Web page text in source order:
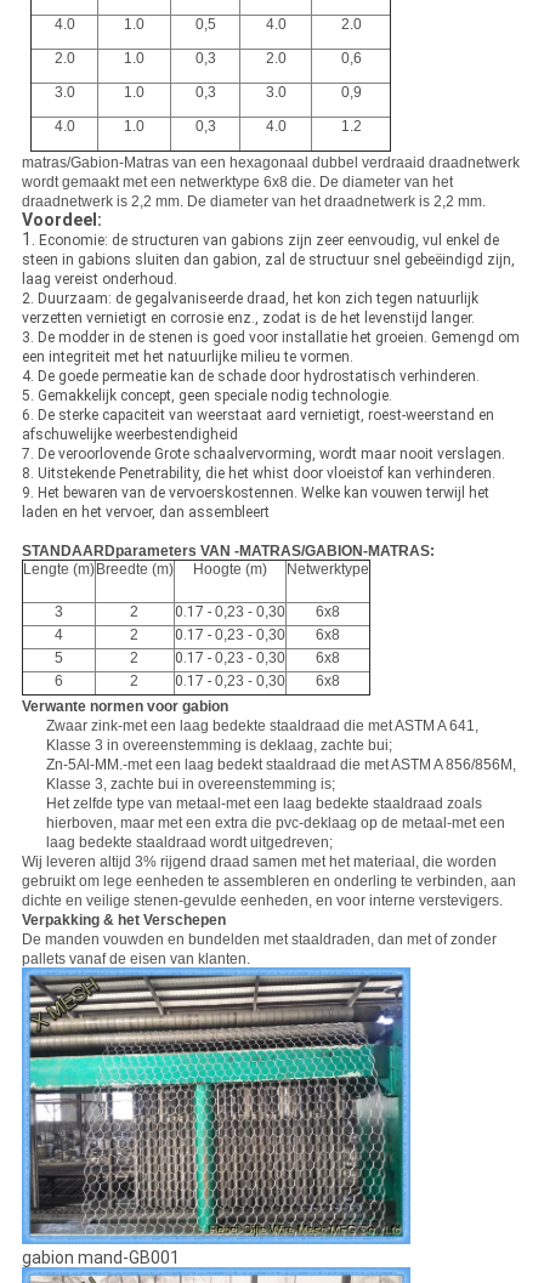
4.0
1.0 0,5 4.0
2.0
2.0
1.0 0,3 2.0
0,6
3.0
1.0 0,3 3.0
0,9
4.0
1.0 0,3 4.0 1.2
matras/Gabion-Matras van een hexagonaal dubbel verdraaid draadnetwerk
wordt gemaakt met een netwerktype 6x8 die. De diameter van het
draadnetwerk is 2,2 mm. De diameter van het draadnetwerk is 2,2 mm.
Voordeel:
1.
Economie: de structuren van gabions zijn zeer eenvoudig, vul enkel de
steen in gabions sluiten dan gabion, zal de structuur snel gebeëindigd zijn,
laag vereist onderhoud.
2. Duurzaam: de gegalvaniseerde draad, het kon zich tegen natuurlijk
verzetten vernietigt en corrosie enz., zodat is de het levenstijd langer.
3. De modder in de stenen is goed voor installatie het groeien. Gemengd om
een integriteit met het natuurlijke milieu te vormen.
4. De goede permeatie kan de schade door hydrostatisch verhinderen.
5. Gemakkelijk concept, geen speciale nodig technologie.
6. De sterke capaciteit van weerstaat aard vernietigt, roest-weerstand en
afschuwelijke weerbestendigheid
7. De veroorlovende Grote schaalvervorming, wordt maar nooit verslagen.
8. Uitstekende Penetrability, die het whist door vloeistof kan verhinderen.
9. Het bewaren van de vervoerskostennen. Welke kan vouwen terwijl het
laden en het vervoer, dan assembleert
STANDAARDparameters VAN -MATRAS/GABION-MATRAS:
Lengte (m)Breedte (m) Hoogte (m) Netwerktype
3 2 0.17 - 0,23 - 0,30
6x8
4
2 0.17 - 0,23 - 0,30
6x8
5
2 0.17 - 0,23 - 0,30
6x8
6
2 0.17 - 0,23 - 0,30
6x8
Verwante normen voor gabion
Zwaar zink-met een laag bedekte staaldraad die met ASTM A 641,
Klasse 3 in overeenstemming is deklaag, zachte bui;
Zn-5Al-MM.-met een laag bedekt staaldraad die met ASTM A 856/856M,
Klasse 3, zachte bui in overeenstemming is;
Het zelfde type van metaal-met een laag bedekte staaldraad zoals
hierboven, maar met een extra die pvc-deklaag op de metaal-met een
laag bedekte staaldraad wordt uitgedreven;
Wij leveren altijd 3% rijgend draad samen met het materiaal, die worden
gebruikt om lege eenheden te assembleren en onderling te verbinden, aan
dichte en veilige stenen-gevulde eenheden, en voor interne verstevigers.
Verpakking & het Verschepen
De manden vouwden en bundelden met staaldraden, dan met of zonder
pallets vanaf de eisen van klanten.
gabion mand-GB001